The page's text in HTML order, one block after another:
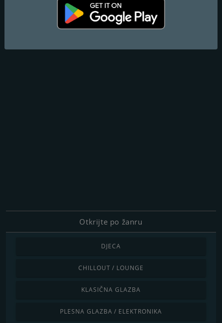
Otkrijte po žanru
DJECA
CHILLOUT / LOUNGE
KLASIČNA GLAZBA
PLESNA GLAZBA / ELEKTRONIKA